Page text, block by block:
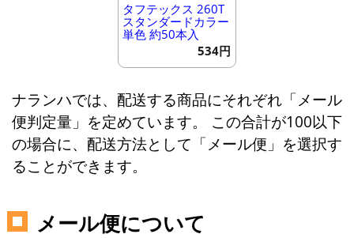
タフテックス 260T
スタンダードカラー
単色 約50本入
534円
ナランハでは、配送する商品にそれぞれ「メール
便判定量」を定めています。 この合計が100以下
の場合に、配送方法として「メール便」を選択す
ることができます。
メール便について